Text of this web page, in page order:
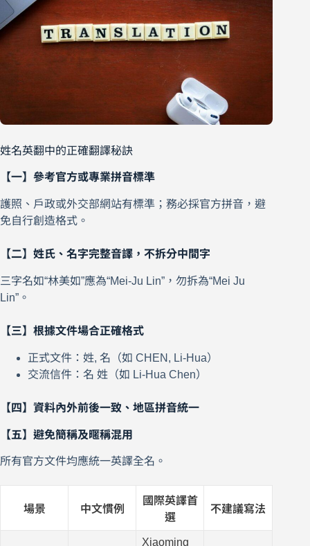
姓名英翻中的正確翻譯秘訣
【一】參考官方或專業拼音標準
護照、戶政或外交部網站有標準；務必採官方拼音，避
免自行創造格式。
【二】姓氏、名字完整音譯，不拆分中間字
三字名如“林美如”應為“Mei-Ju Lin”，勿拆為“Mei Ju
Lin”。
【三】根據文件場合正確格式
正式文件：姓, 名（如 CHEN, Li-Hua）
交流信件：名 姓（如 Li-Hua Chen）
【四】資料內外前後一致、地區拼音統一
【五】避免簡稱及暱稱混用
所有官方文件均應統一英譯全名。
場景 中文慣例
國際英譯首
選
不建議寫法
Xiaoming